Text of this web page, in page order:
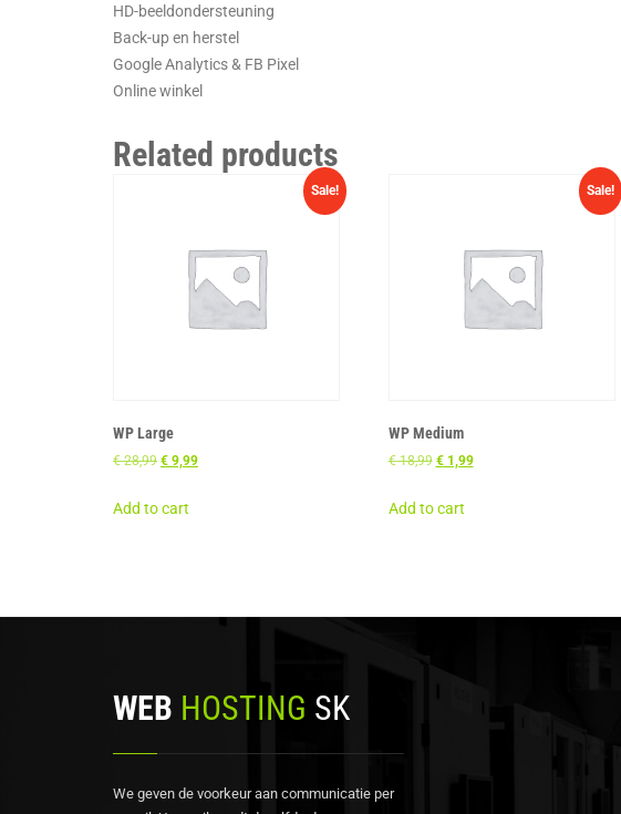
HD-beeldondersteuning
Back-up en herstel
Google Analytics & FB Pixel
Online winkel
Related products
Sale!
WP Large
€28,99 € 9,99
Add to cart
Sale!
WP Medium
€18,99 €1,99
Add to cart
WEB HOSTING SK
We geven de voorkeur aan communicatie per